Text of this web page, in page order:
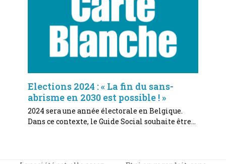
Elections 2024 : « La fin du sans-
abrisme en 2030 est possible ! »
2024 sera une année électorale en Belgique.
Dans ce contexte, le Guide Social souhaite être…